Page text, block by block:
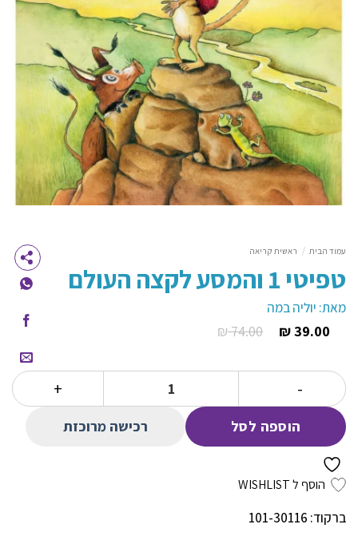
עמוד הבית / ראשית קריאה
טפיטי 1 והמסע לקצה העולם
מאת: יוליה במה
74.00
₪המחיר
היה:
39.00
₪המחיר
הוא:
39.00 ₪. כמות של טפיטי 1 והמסע לקצה העולם
הוספה לסל רכישה מרוכזת
הוסף ל WISHLIST
ברקוד: 101-30116